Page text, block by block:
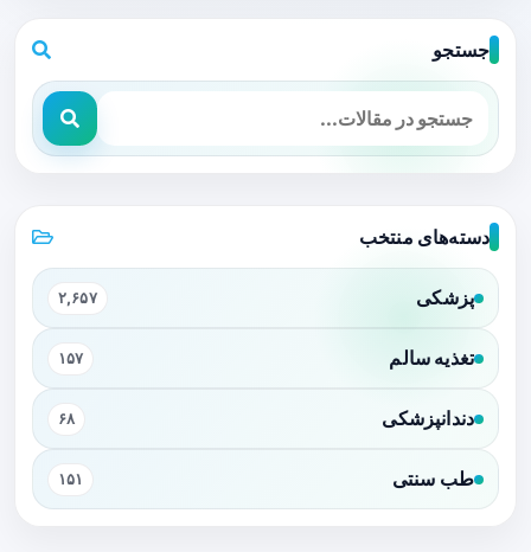
جستجو
دسته‌های منتخب
پزشکی ۲,۶۵۷
تغذیه سالم ۱۵۷
دندانپزشکی ۶۸
طب سنتی ۱۵۱